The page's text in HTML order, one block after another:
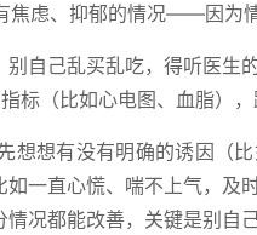
虑、抑郁的情况——因为
自己乱买乱吃，得听医生
标（比如心电图、血脂），
想想有没有明确的诱因（
一直心慌、喘不上气，及
况都能改善，关键是别自